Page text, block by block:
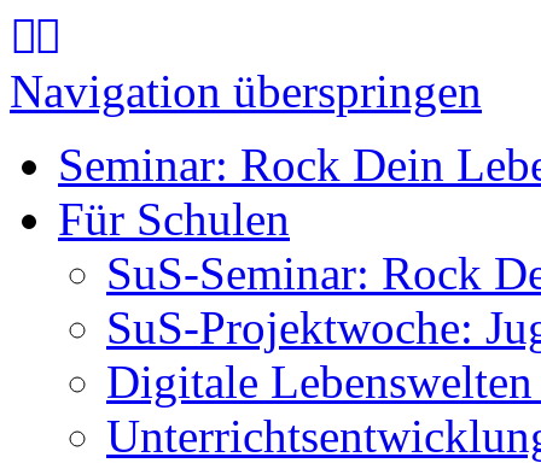
Navigation überspringen
Seminar: Rock Dein
Für Schulen
SuS-Seminar: Rock
SuS-Projektwoche:
Digitale